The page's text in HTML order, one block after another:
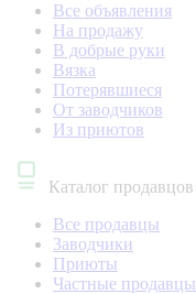
Все объявления
На продажу
В добрые руки
Вязка
Потерявшиеся
От заводчиков
Из приютов
Каталог продавцов
Все продавцы
Заводчики
Приюты
Частные продавцы